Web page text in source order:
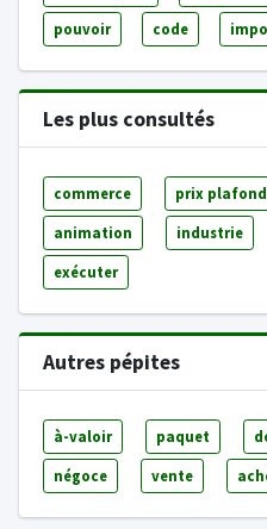
pouvoir code
Les plus consultés
commerce prix plafond
animation industrie
exécuter
Autres pépites
à-valoir paquet
négoce vente